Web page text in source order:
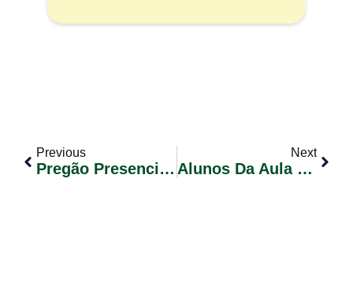
Previous
Pregão Presencial Nº 032/2017
Next
Alunos Da Aula De Violão Participarão Do Programa “Tá Na Mesa” Da Rádio Itapuí